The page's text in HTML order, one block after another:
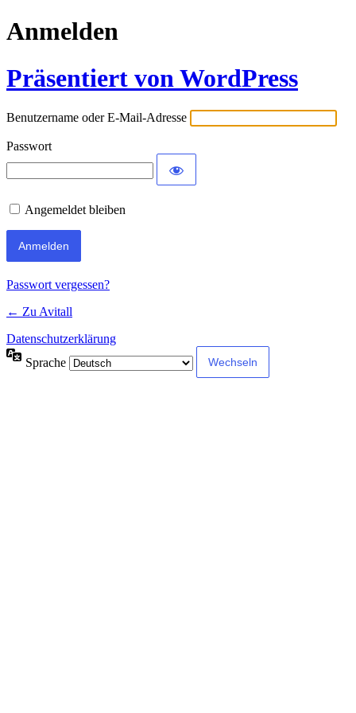
Anmelden
Präsentiert von WordPress
Benutzername oder E-Mail-Adresse
Passwort
Angemeldet bleiben
Passwort vergessen?
← Zu Avitall
Datenschutzerklärung
Sprache